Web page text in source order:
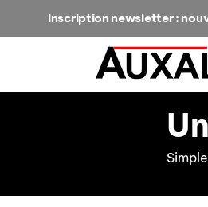
Inscription newsletter :